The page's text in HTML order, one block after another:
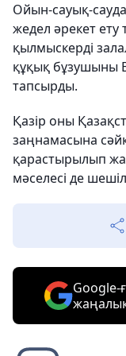
Ойын-сауық-
жедел әрекет
қылмыскерді
құқық бұзушыны
тапсырды.
Қазір оны
заңнамасына
қарастырылып
мәселесі де
Google-